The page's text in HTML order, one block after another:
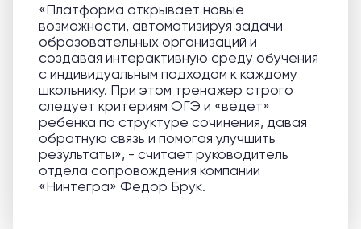
«Платформа открывает новые
возможности, автоматизируя задачи
образовательных организаций и
создавая интерактивную среду обучения
с индивидуальным подходом к каждому
школьнику. При этом тренажер строго
следует критериям ОГЭ и «ведет»
ребенка по структуре сочинения, давая
обратную связь и помогая улучшить
результаты», - считает руководитель
отдела сопровождения компании
«Нинтегра» Федор Брук.